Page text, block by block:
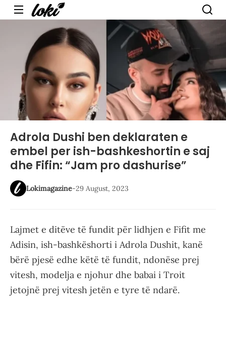
Menu
Adrola Dushi ben deklaraten e
embel per ish-bashkeshortin e saj
dhe Fifin: “Jam pro dashurise”
Lokimagazine-29 August, 2023
Lajmet e ditëve të fundit për lidhjen e Fifit me
Adisin, ish-bashkëshorti i Adrola Dushit, kanë
bërë pjesë edhe këtë të fundit, ndonëse prej
vitesh, modelja e njohur dhe babai i Troit
jetojnë prej vitesh jetën e tyre të ndarë.